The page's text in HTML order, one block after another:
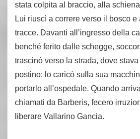
stata colpita al braccio, alla
Lui riuscì a correre verso il bosco e
tracce. Davanti all’ingresso della
benché ferito dalle schegge,
trascinò verso la strada, dove stava
postino: lo caricò sulla sua
portarlo all’ospedale. Quando
chiamati da Barberis, fecero
liberare Vallarino Gancia.